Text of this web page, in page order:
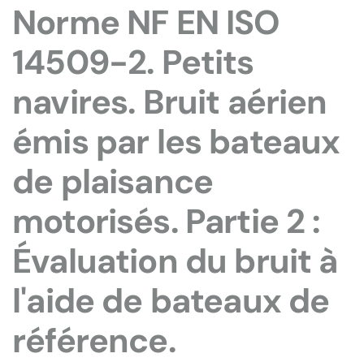
Norme NF EN ISO
14509-2. Petits
navires. Bruit aérien
émis par les bateaux
de plaisance
motorisés. Partie 2 :
Évaluation du bruit à
l'aide de bateaux de
référence.